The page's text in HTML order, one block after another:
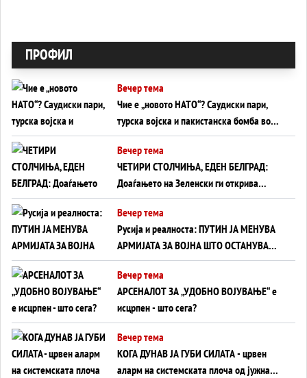
ПРОФИЛ
Вечер тема
Чие е „новото НАТО“? Саудиски пари,
турска војска и пакистанска бомба во
служба на Америка - или ќе стане
сувишна?
Вечер тема
ЧЕТИРИ СТОЛЧИЊА, ЕДЕН БЕЛГРАД:
Доаѓањето на Зеленски ги открива
тајните на политиката на балансирање
на Вучиќ
Вечер тема
Русија и реалноста: ПУТИН ЈА МЕНУВА
АРМИЈАТА ЗА ВОЈНА ШТО ОСТАНУВА
БЕЗ ФРОНТ
Вечер тема
АРСЕНАЛОТ ЗА „УДОБНО ВОЈУВАЊЕ“ е
исцрпен - што сега?
Вечер тема
КОГА ДУНАВ ЈА ГУБИ СИЛАТА - црвен
аларм на системската плоча од јужна